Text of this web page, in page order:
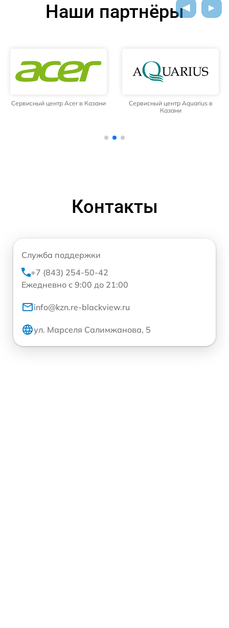
Наши партнёры
Сервисный центр Acer в Казани
Сервисный центр Aquarius в
Казани
Контакты
Служба поддержки
+7 (843) 254-50-42
Ежедневно с 9:00 до 21:00
info@kzn.re-blackview.ru
ул. Марселя Салимжанова, 5